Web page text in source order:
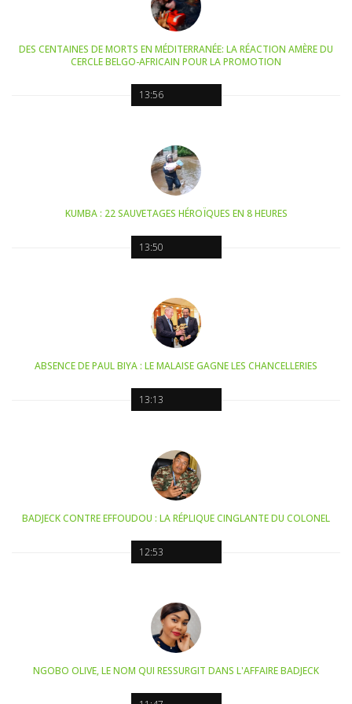
13:56
DES CENTAINES DE MORTS EN MÉDITERRANÉE: LA RÉACTION AMÈRE DU
CERCLE BELGO-AFRICAIN POUR LA PROMOTION
13:50
KUMBA : 22 SAUVETAGES HÉROÏQUES EN 8 HEURES
13:13
ABSENCE DE PAUL BIYA : LE MALAISE GAGNE LES CHANCELLERIES
12:53
BADJECK CONTRE EFFOUDOU : LA RÉPLIQUE CINGLANTE DU COLONEL
NGOBO OLIVE, LE NOM QUI RESSURGIT DANS L'AFFAIRE BADJECK